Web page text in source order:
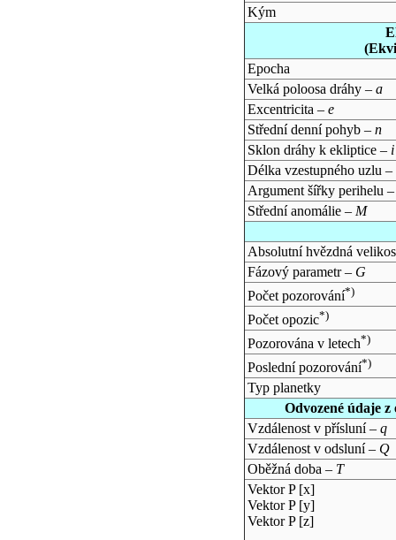
Kým
Epocha
Velká poloosa dráhy – a
Excentricita – e
Střední denní pohyb – n
Sklon dráhy k ekliptice – i
Délka vzestupného uzlu –
Argument šířky perihelu
Střední anomálie – M
Absolutní hvězdná
Fázový parametr – G
Počet pozorování*)
Počet opozic*)
Pozorována v letech*)
Poslední pozorování*)
Typ planetky
Odvozené údaje
Vzdálenost v přísluní – q
Vzdálenost v odsluní – Q
Oběžná doba – T
Vektor P [x]
Vektor P [y]
Vektor P [z]